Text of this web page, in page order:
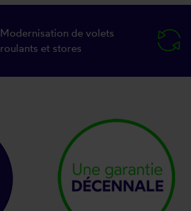
Modernisation de volets
roulants et stores